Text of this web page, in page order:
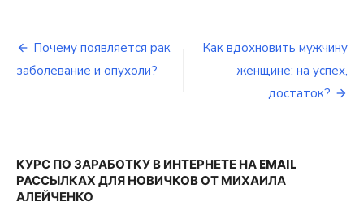
Навигация
Почему появляется рак
заболевание и опухоли?
Как вдохновить мужчину
женщине: на успех,
достаток?
КУРС ПО ЗАРАБОТКУ В ИНТЕРНЕТЕ НА EMAIL
РАССЫЛКАХ ДЛЯ НОВИЧКОВ ОТ МИХАИЛА
АЛЕЙЧЕНКО